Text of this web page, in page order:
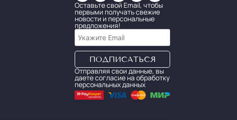
Оставьте свой Email, чтобы
первыми получать свежие
новости и персональные
предложения!
Отправляя свои данные, вы
даете согласие на обработку
персональных данных